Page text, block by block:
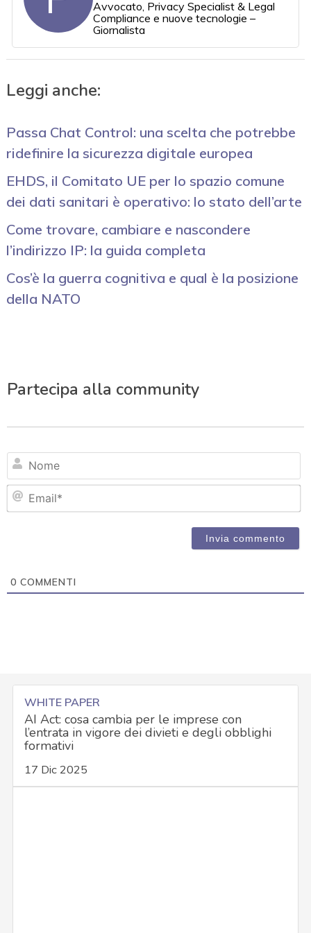
Avvocato, Privacy Specialist & Legal
Compliance e nuove tecnologie –
Giornalista
Leggi anche:
Passa Chat Control: una scelta che potrebbe
ridefinire la sicurezza digitale europea
EHDS, il Comitato UE per lo spazio comune
dei dati sanitari è operativo: lo stato dell’arte
Come trovare, cambiare e nascondere
l’indirizzo IP: la guida completa
Cos’è la guerra cognitiva e qual è la posizione
della NATO
Partecipa alla community
0 COMMENTI
WHITE PAPER
AI Act: cosa cambia per le imprese con
l’entrata in vigore dei divieti e degli obblighi
formativi
17 Dic 2025